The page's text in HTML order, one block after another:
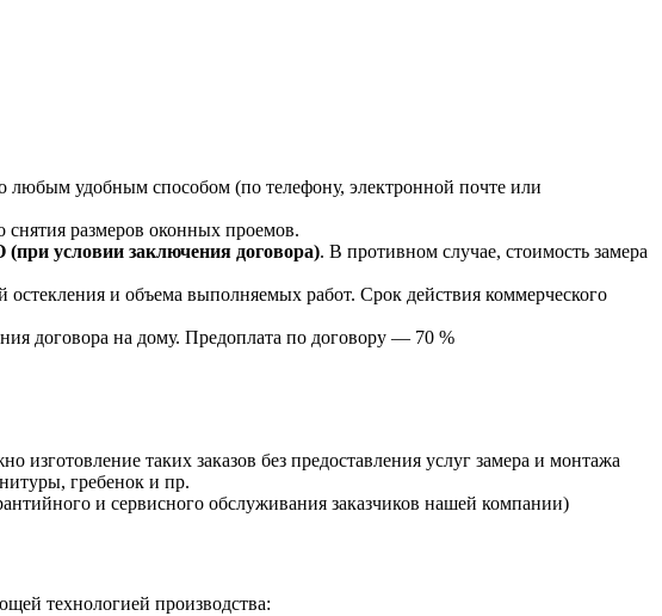
любым удобным способом (по телефону, электронной почте или
снятия размеров оконных проемов.
условии заключения договора). В противном случае, стоимость замера
остекления и объема выполняемых работ. Срок действия коммерческого
договора на дому. Предоплата по договору — 70 %
таких заказов без предоставления услуг замера и монтажа
гребенок и пр.
и сервисного обслуживания заказчиков нашей компании)
технологией производства: